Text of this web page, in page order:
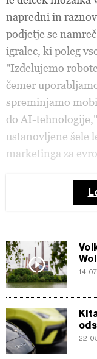
napredni in
podjetje se
igralec, ki poleg
"Izdelujemo
čemer
spreminjamo
do AI-
ustanovljene šele
marketinga za